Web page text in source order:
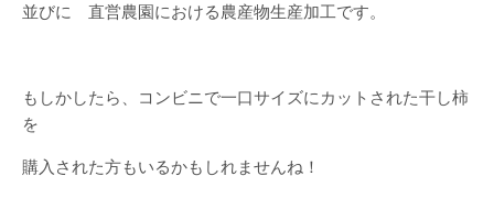
並びに 直営農園における農産物生産加工です。
もしかしたら、コンビニで一口サイズにカットされた干し柿
を
購入された方もいるかもしれませんね！